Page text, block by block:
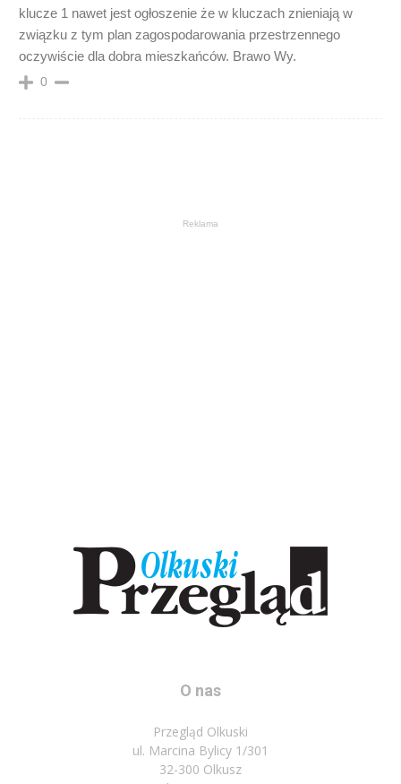
klucze 1 nawet jest ogłoszenie że w kluczach znieniają w
związku z tym plan zagospodarowania przestrzennego
oczywiście dla dobra mieszkańców. Brawo Wy.
0
Reklama
O nas
Przegląd Olkuski
ul. Marcina Bylicy 1/301
32-300 Olkusz